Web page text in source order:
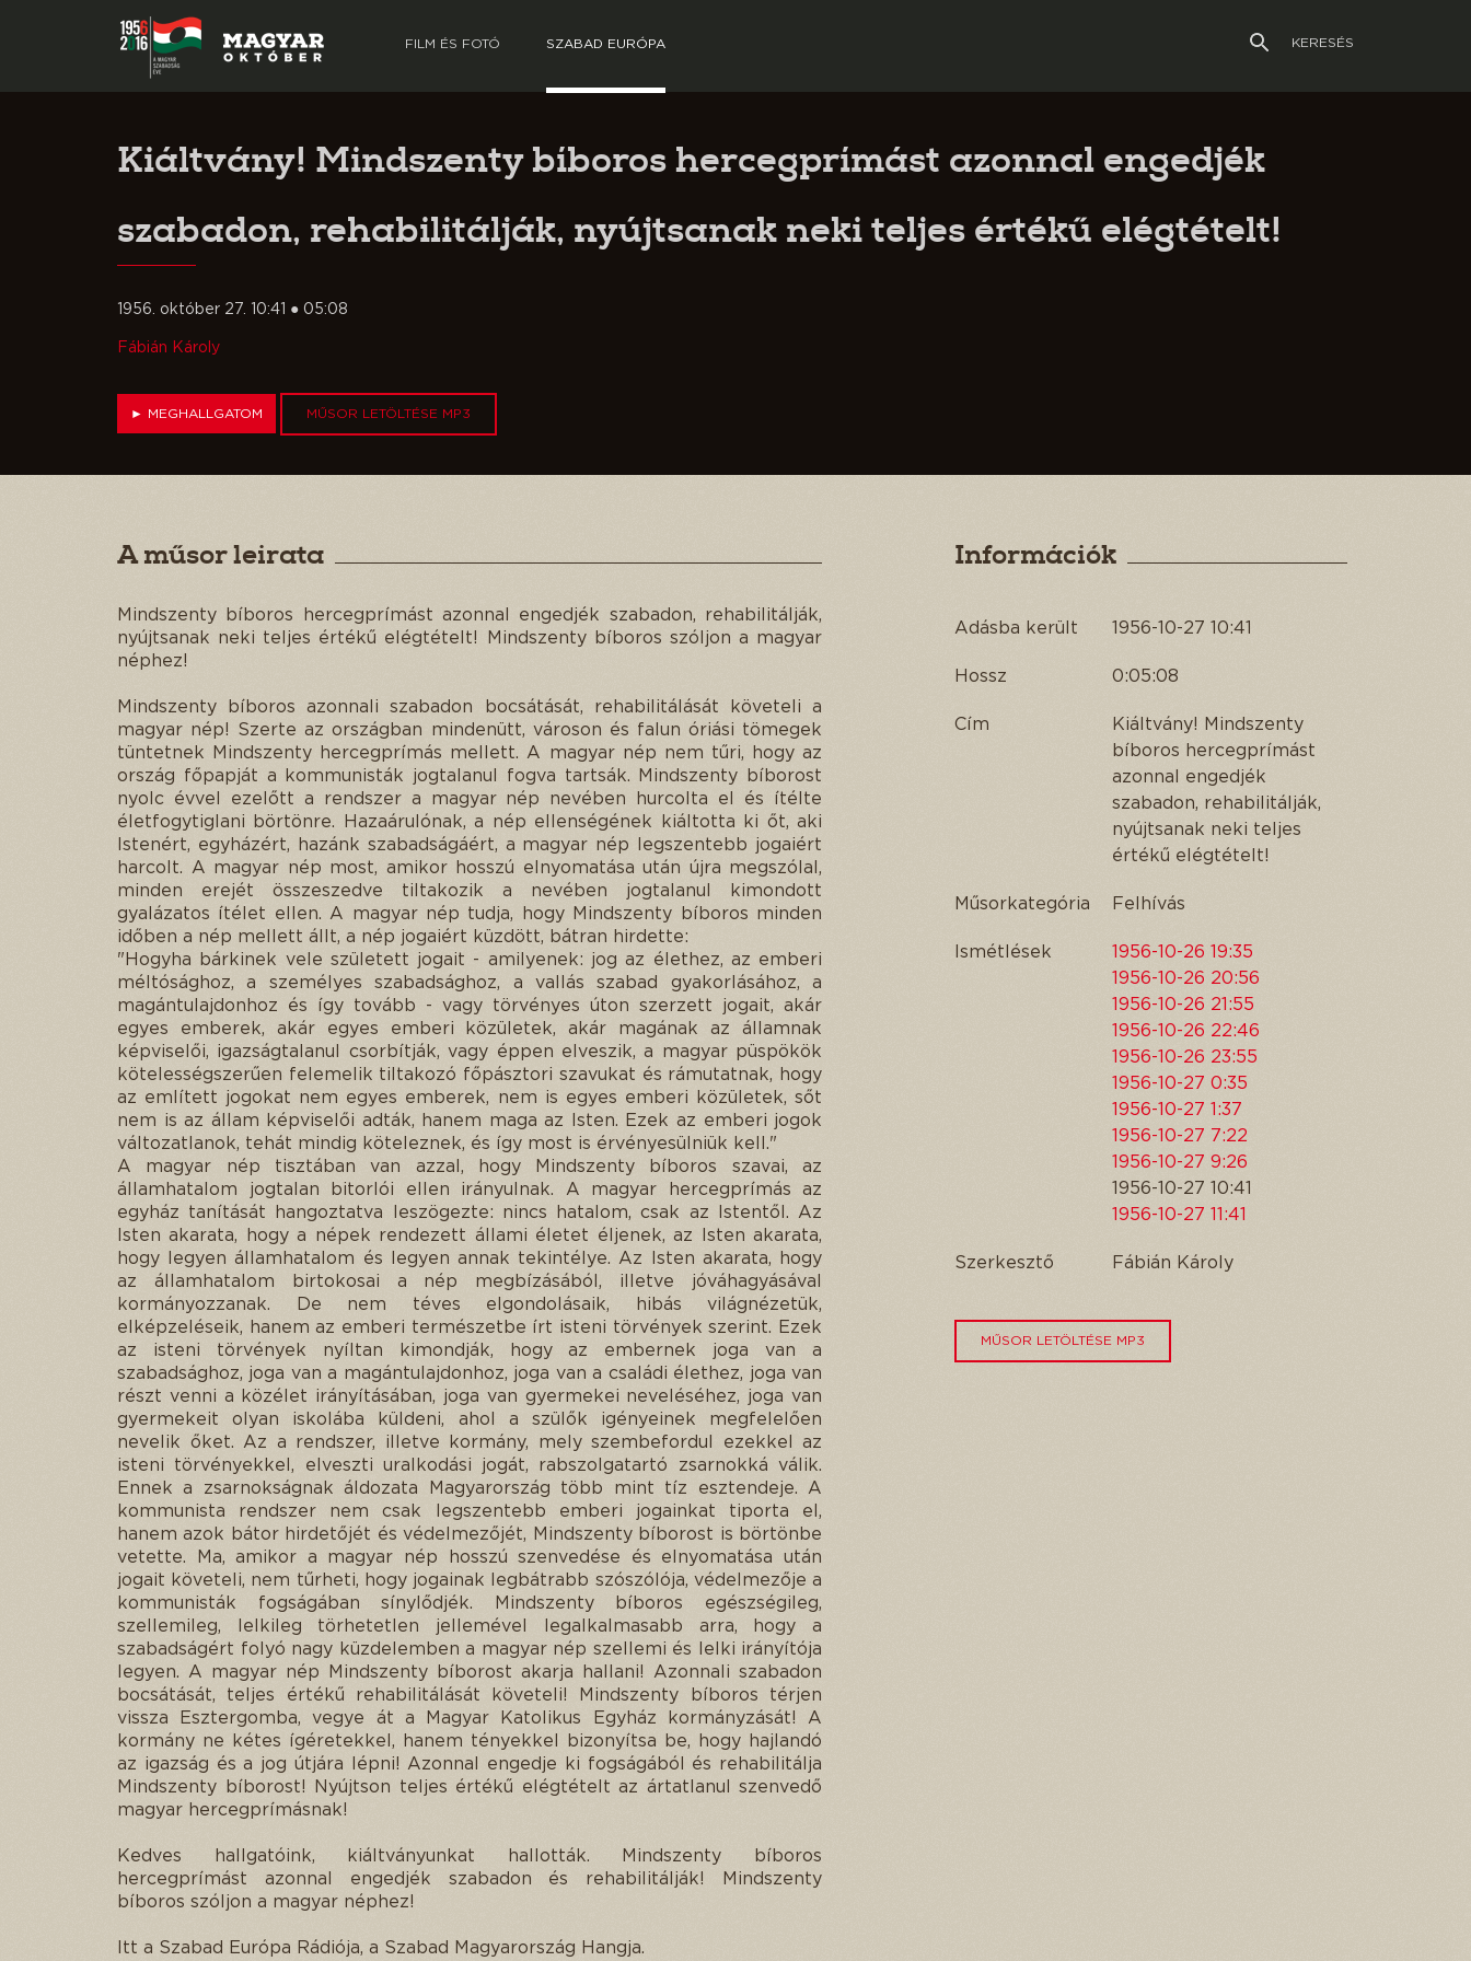
FILM ÉS FOTÓ SZABAD EURÓPA KERESÉS
Kiáltvány! Mindszenty bíboros hercegprímást azonnal engedjék
szabadon, rehabilitálják, nyújtsanak neki teljes értékű elégtételt!
1956. október 27. 10:41 ● 05:08
Fábián Károly
► MEGHALLGATOM MŰSOR LETÖLTÉSE MP3
A műsor leirata
Mindszenty bíboros hercegprímást azonnal engedjék szabadon, rehabilitálják,
nyújtsanak neki teljes értékű elégtételt! Mindszenty bíboros szóljon a magyar
néphez!
Mindszenty bíboros azonnali szabadon bocsátását, rehabilitálását követeli a
magyar nép! Szerte az országban mindenütt, városon és falun óriási tömegek
tüntetnek Mindszenty hercegprímás mellett. A magyar nép nem tűri, hogy az
ország főpapját a kommunisták jogtalanul fogva tartsák. Mindszenty bíborost
nyolc évvel ezelőtt a rendszer a magyar nép nevében hurcolta el és ítélte
életfogytiglani börtönre. Hazaárulónak, a nép ellenségének kiáltotta ki őt, aki
Istenért, egyházért, hazánk szabadságáért, a magyar nép legszentebb jogaiért
harcolt. A magyar nép most, amikor hosszú elnyomatása után újra megszólal,
minden erejét összeszedve tiltakozik a nevében jogtalanul kimondott
gyalázatos ítélet ellen. A magyar nép tudja, hogy Mindszenty bíboros minden
időben a nép mellett állt, a nép jogaiért küzdött, bátran hirdette:
"Hogyha bárkinek vele született jogait - amilyenek: jog az élethez, az emberi
méltósághoz, a személyes szabadsághoz, a vallás szabad gyakorlásához, a
magántulajdonhoz és így tovább - vagy törvényes úton szerzett jogait, akár
egyes emberek, akár egyes emberi közületek, akár magának az államnak
képviselői, igazságtalanul csorbítják, vagy éppen elveszik, a magyar püspökök
kötelességszerűen felemelik tiltakozó főpásztori szavukat és rámutatnak, hogy
az említett jogokat nem egyes emberek, nem is egyes emberi közületek, sőt
nem is az állam képviselői adták, hanem maga az Isten. Ezek az emberi jogok
változatlanok, tehát mindig köteleznek, és így most is érvényesülniük kell."
A magyar nép tisztában van azzal, hogy Mindszenty bíboros szavai, az
államhatalom jogtalan bitorlói ellen irányulnak. A magyar hercegprímás az
egyház tanítását hangoztatva leszögezte: nincs hatalom, csak az Istentől. Az
Isten akarata, hogy a népek rendezett állami életet éljenek, az Isten akarata,
hogy legyen államhatalom és legyen annak tekintélye. Az Isten akarata, hogy
az államhatalom birtokosai a nép megbízásából, illetve jóváhagyásával
kormányozzanak. De nem téves elgondolásaik, hibás világnézetük,
elképzeléseik, hanem az emberi természetbe írt isteni törvények szerint. Ezek
az isteni törvények nyíltan kimondják, hogy az embernek joga van a
szabadsághoz, joga van a magántulajdonhoz, joga van a családi élethez, joga van
részt venni a közélet irányításában, joga van gyermekei neveléséhez, joga van
gyermekeit olyan iskolába küldeni, ahol a szülők igényeinek megfelelően
nevelik őket. Az a rendszer, illetve kormány, mely szembefordul ezekkel az
isteni törvényekkel, elveszti uralkodási jogát, rabszolgatartó zsarnokká válik.
Ennek a zsarnokságnak áldozata Magyarország több mint tíz esztendeje. A
kommunista rendszer nem csak legszentebb emberi jogainkat tiporta el,
hanem azok bátor hirdetőjét és védelmezőjét, Mindszenty bíborost is börtönbe
vetette. Ma, amikor a magyar nép hosszú szenvedése és elnyomatása után
jogait követeli, nem tűrheti, hogy jogainak legbátrabb szószólója, védelmezője a
kommunisták fogságában sínylődjék. Mindszenty bíboros egészségileg,
szellemileg, lelkileg törhetetlen jellemével legalkalmasabb arra, hogy a
szabadságért folyó nagy küzdelemben a magyar nép szellemi és lelki irányítója
legyen. A magyar nép Mindszenty bíborost akarja hallani! Azonnali szabadon
bocsátását, teljes értékű rehabilitálását követeli! Mindszenty bíboros térjen
vissza Esztergomba, vegye át a Magyar Katolikus Egyház kormányzását! A
kormány ne kétes ígéretekkel, hanem tényekkel bizonyítsa be, hogy hajlandó
az igazság és a jog útjára lépni! Azonnal engedje ki fogságából és rehabilitálja
Mindszenty bíborost! Nyújtson teljes értékű elégtételt az ártatlanul szenvedő
magyar hercegprímásnak!
Kedves hallgatóink, kiáltványunkat hallották. Mindszenty bíboros
hercegprímást azonnal engedjék szabadon és rehabilitálják! Mindszenty
bíboros szóljon a magyar néphez!
Itt a Szabad Európa Rádiója, a Szabad Magyarország Hangja.
Információk
Adásba került 1956-10-27 10:41
Hossz 0:05:08
Cím
Kiáltvány! Mindszenty
bíboros hercegprímást
azonnal engedjék
szabadon, rehabilitálják,
nyújtsanak neki teljes
értékű elégtételt!
Műsorkategória Felhívás
Ismétlések
1956-10-26 19:35
1956-10-26 20:56
1956-10-26 21:55
1956-10-26 22:46
1956-10-26 23:55
1956-10-27 0:35
1956-10-27 1:37
1956-10-27 7:22
1956-10-27 9:26
1956-10-27 10:41
1956-10-27 11:41
Szerkesztő Fábián Károly
MŰSOR LETÖLTÉSE MP3